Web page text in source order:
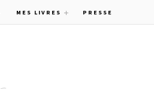
MES LIVRES PRESSE